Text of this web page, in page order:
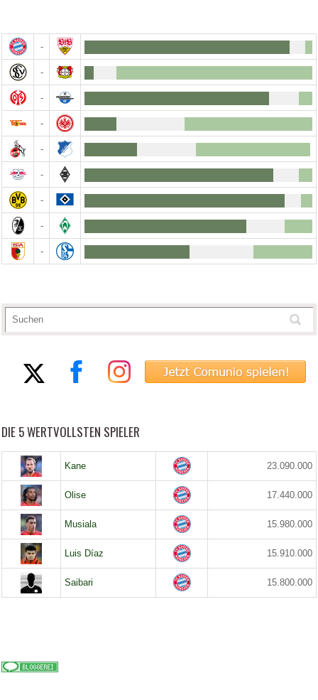
-
-
-
-
-
-
-
-
-
DIE 5 WERTVOLLSTEN SPIELER
Kane 23.090.000
Olise 17.440.000
Musiala 15.980.000
Luis Díaz 15.910.000
Saibari 15.800.000